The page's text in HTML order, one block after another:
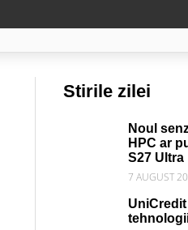
Stirile zilei
Noul
HPC ar
S27 Ultra
7 AUGUST